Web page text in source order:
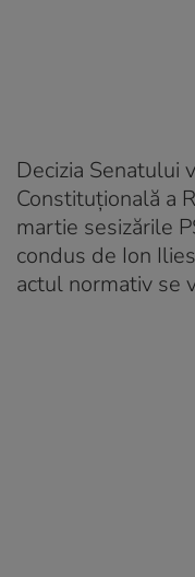
Decizia Senatului
Constituţională a
martie sesizările
condus de Ion
actul normativ se